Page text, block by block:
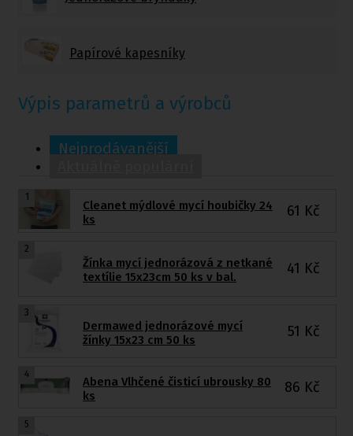
Papírové kapesníky
Výpis parametrů a výrobců
Nejprodávanější
1
Cleanet mýdlové mycí houbičky 24
ks
61 Kč
2
Žínka mycí jednorázová z netkané
textílie 15x23cm 50 ks v bal.
41 Kč
3
Dermawed jednorázové mycí
žínky 15x23 cm 50 ks
51 Kč
4
Abena Vlhčené čisticí ubrousky 80
ks
86 Kč
5